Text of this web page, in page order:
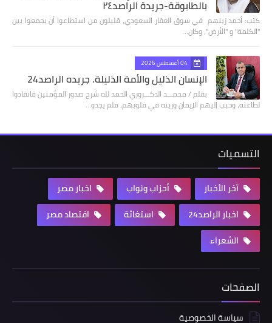
بالطابوقة-جريدة الراصد٢٤
كتب: أحمد زينهم في سوق العقار السعودي، قليلون من استطاعوا أن يجمعوا بين
"الكلمة" و "الأرض"، وكان…
04 أغسطس 2026
الإنسان الذليل والأمة الذليلة. جريده الراصد24
بقلم / محمـــد الدكـــروري الحمد لله شرح صدور المؤمنين فانقادوا
لطاعته، وحبب إليهم الإيمان وزينه في قلوبهم، فلم يجدو…
التسميات
آخر الأخبار أحزاب ونواب
اخبار مصر
اخبار الراصد24
استغاثة
اقتصاد مصر
الشعراء
الصفحات
سياسة الخصوصية